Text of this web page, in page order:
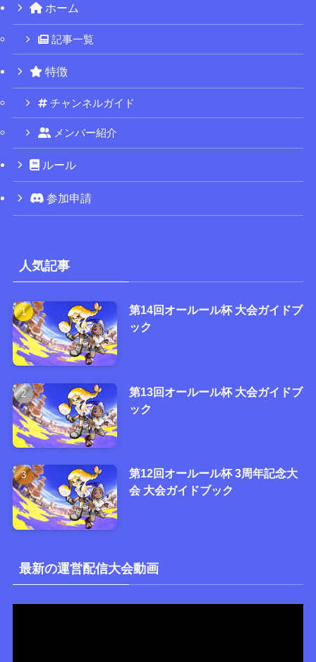
ホーム
記事一覧
特徴
チャンネルガイド
メンバー紹介
ルール
参加申請
人気記事
第14回オールール杯 大会ガイドブ
ック
第13回オールール杯 大会ガイドブ
ック
第12回オールール杯 3周年記念大
会 大会ガイドブック
最新の運営配信大会動画